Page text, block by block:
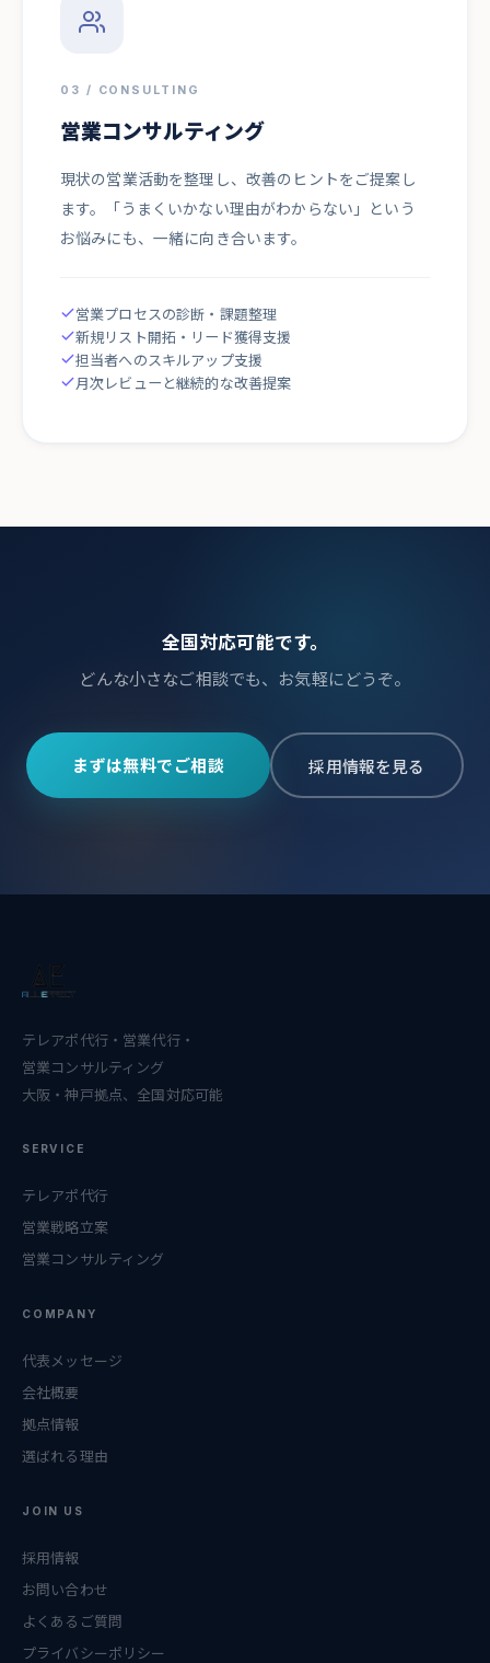
03 / CONSULTING
営業コンサルティング
現状の営業活動を整理し、改善のヒントをご提案し
ます。「うまくいかない理由がわからない」という
お悩みにも、一緒に向き合います。
営業プロセスの診断・課題整理
新規リスト開拓・リード獲得支援
担当者へのスキルアップ支援
月次レビューと継続的な改善提案
全国対応可能です。
どんな小さなご相談でも、お気軽にどうぞ。
まずは無料でご相談 採用情報を見る
テレアポ代行・営業代行・
営業コンサルティング
大阪・神戸拠点、全国対応可能
SERVICE
テレアポ代行
営業戦略立案
営業コンサルティング
COMPANY
代表メッセージ
会社概要
拠点情報
選ばれる理由
JOIN US
採用情報
お問い合わせ
よくあるご質問
プライバシーポリシー